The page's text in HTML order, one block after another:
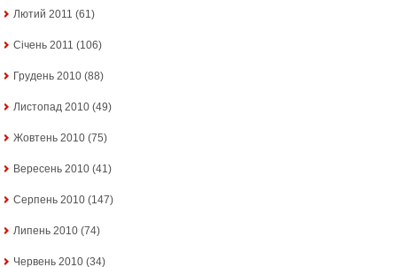
Лютий 2011 (61)
Січень 2011 (106)
Грудень 2010 (88)
Листопад 2010 (49)
Жовтень 2010 (75)
Вересень 2010 (41)
Серпень 2010 (147)
Липень 2010 (74)
Червень 2010 (34)